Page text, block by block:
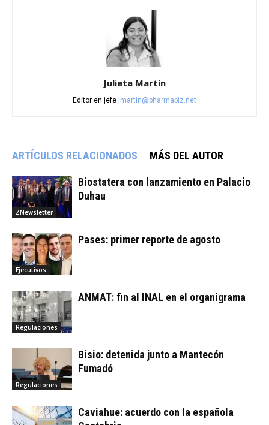
Julieta Martín
Editor en jefe jmartin@pharmabiz.net
ARTÍCULOS RELACIONADOS MÁS DEL AUTOR
ZNewsletter
Biostatera con lanzamiento en Palacio
Duhau
Ejecutivos
Pases: primer reporte de agosto
Regulaciones
ANMAT: fin al INAL en el organigrama
Regulaciones
Bisio: detenida junto a Mantecón
Fumadó
Caviahue: acuerdo con la española